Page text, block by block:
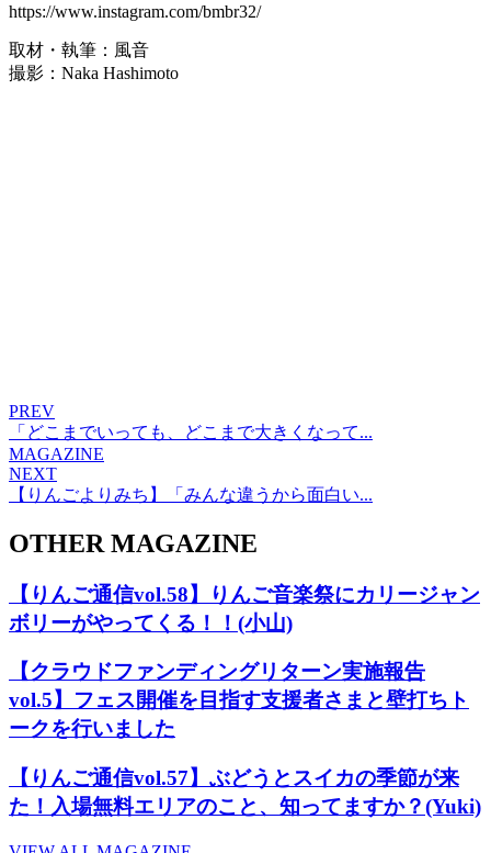
https://www.instagram.com/bmbr32/
取材・執筆：風音
撮影：Naka Hashimoto
PREV
「どこまでいっても、どこまで大きくなって...
MAGAZINE
NEXT
【りんごよりみち】「みんな違うから面白い...
OTHER MAGAZINE
【りんご通信vol.58】りんご音楽祭にカリージャン
ボリーがやってくる！！(小山)
【クラウドファンディングリターン実施報告
vol.5】フェス開催を目指す支援者さまと壁打ちト
ークを行いました
【りんご通信vol.57】ぶどうとスイカの季節が来
た！入場無料エリアのこと、知ってますか？(Yuki)